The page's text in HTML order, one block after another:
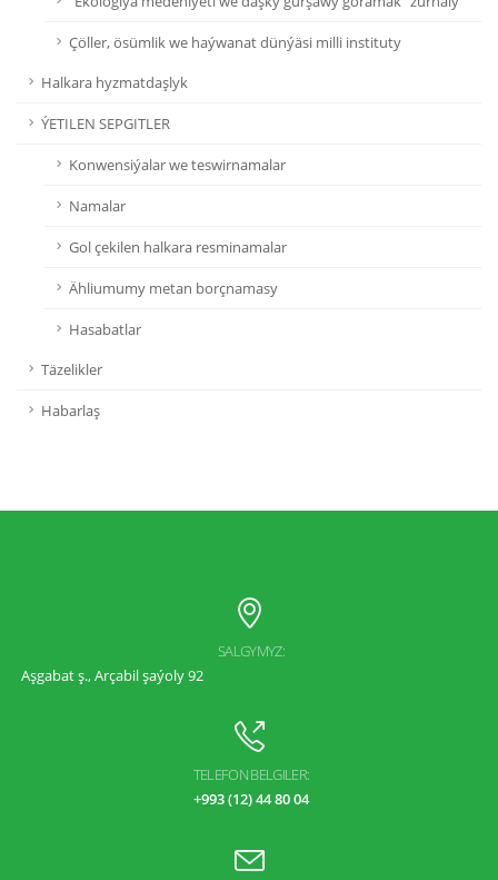
Çöller, ösümlik we haýwanat dünýäsi milli instituty
Halkara hyzmatdaşlyk
ÝETILEN SEPGITLER
Konwensiýalar we teswirnamalar
Namalar
Gol çekilen halkara resminamalar
Ähliumumy metan borçnamasy
Hasabatlar
Täzelikler
Habarlaş
SALGYMYZ:
Aşgabat ş., Arçabil şaýoly 92
TELEFON BELGILER:
+993 (12) 44 80 04